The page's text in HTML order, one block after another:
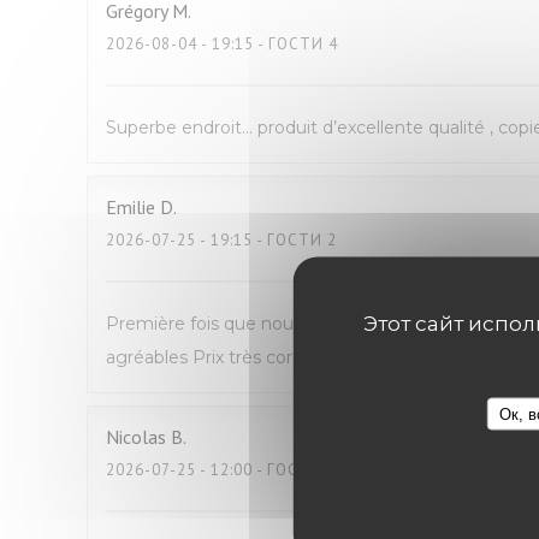
Этот сайт
Ок,
Grégory M
2026-08-04 - 19:15 - ГОСТИ 4
Superbe endroit… produit d’excellente qualité ,
Emilie D
2026-07-25 - 19:15 - ГОСТИ 2
Première fois que nous venons manger Avec
agréables Prix très correct pour du fait maison
Nicolas B
2026-07-25 - 12:00 - ГОСТИ 2